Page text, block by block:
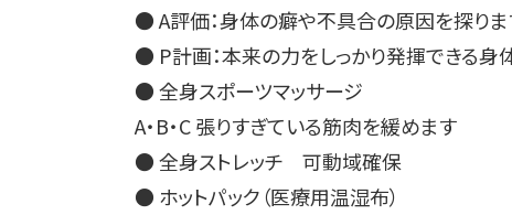
● A評価：身体の癖や不具合の原因を探り
● P計画：本来の力をしっかり発揮できる身
● 全身スポーツマッサージ
A・B・C 張りすぎている筋肉を緩めます
● 全身ストレッチ 可動域確保
● ホットパック（医療用温湿布）